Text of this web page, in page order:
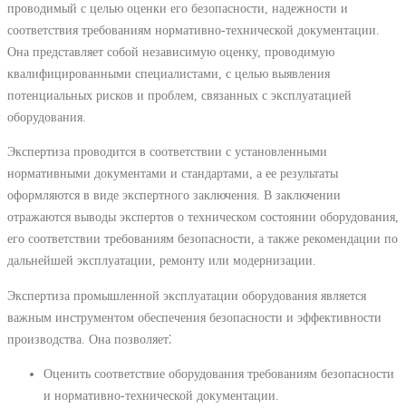
проводимый с целью оценки его безопасности, надежности и
соответствия требованиям нормативно-технической документации.
Она представляет собой независимую оценку, проводимую
квалифицированными специалистами, с целью выявления
потенциальных рисков и проблем, связанных с эксплуатацией
оборудования.
Экспертиза проводится в соответствии с установленными
нормативными документами и стандартами, а ее результаты
оформляются в виде экспертного заключения. В заключении
отражаются выводы экспертов о техническом состоянии оборудования,
его соответствии требованиям безопасности, а также рекомендации по
дальнейшей эксплуатации, ремонту или модернизации.
Экспертиза промышленной эксплуатации оборудования является
важным инструментом обеспечения безопасности и эффективности
производства. Она позволяет⁚
Оценить соответствие оборудования требованиям безопасности
и нормативно-технической документации.